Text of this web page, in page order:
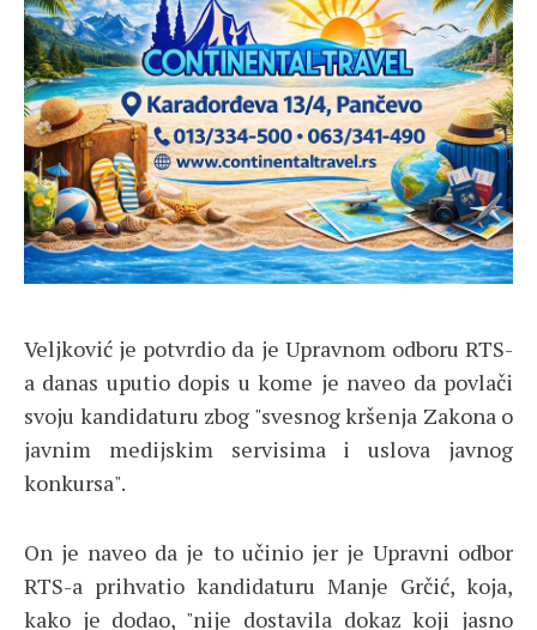
Veljković je potvrdio da je Upravnom odboru RTS-
a danas uputio dopis u kome je naveo da povlači
svoju kandidaturu zbog "svesnog kršenja Zakona o
javnim medijskim servisima i uslova javnog
konkursa".
On je naveo da je to učinio jer je Upravni odbor
RTS-a prihvatio kandidaturu Manje Grčić, koja,
kako je dodao, "nije dostavila dokaz koji jasno